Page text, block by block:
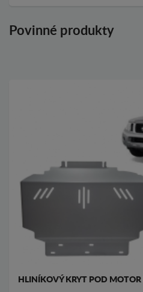
Povinné produkty
HLINÍKOVÝ KRYT POD